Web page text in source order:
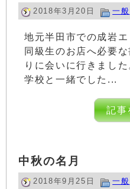
2018年3月20日 一般
地元半田市での成岩
同級生のお店へ必要
りに会いに行きまし
学校と一緒でした...
記事
中秋の名月
2018年9月25日 一般